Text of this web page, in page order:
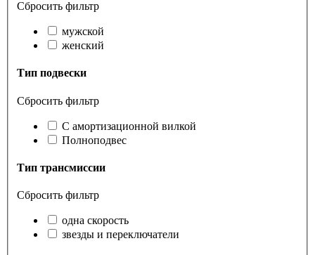
Сбросить фильтр
мужской
женский
Тип подвески
Сбросить фильтр
С амортизационной вилкой
Полноподвес
Тип трансмиссии
Сбросить фильтр
одна скорость
звезды и переключатели